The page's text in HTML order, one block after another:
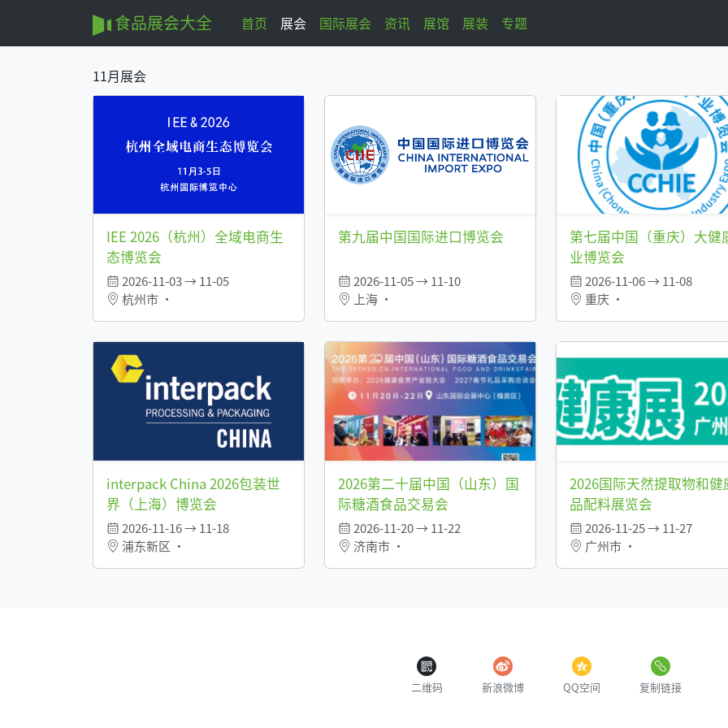
食品展会大全 首页 展会 国际展会 资讯 展馆 展装 专题
11月展会
IEE 2026（杭州）全域电商生
态博览会
2026-11-03 → 11-05
杭州市 •
第九届中国国际进口博览会
2026-11-05 → 11-10
上海 •
第七届中国（重庆）大健
业博览会
2026-11-06 → 11-08
重庆 •
interpack China 2026包装世
界（上海）博览会
2026-11-16 → 11-18
浦东新区 •
2026第二十届中国（山东）国
际糖酒食品交易会
2026-11-20 → 11-22
济南市 •
2026国际天然提取物和健
品配料展览会
2026-11-25 → 11-27
广州市 •
二维码 新浪微博 QQ空间 复制链接